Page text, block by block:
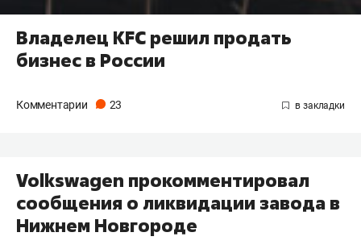
Владелец KFC решил продать
бизнес в России
Комментарии 23
Volkswagen прокомментировал
сообщения о ликвидации завода в
Нижнем Новгороде